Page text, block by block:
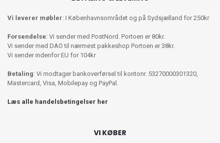
Vi leverer møbler: I Københavnsområdet og på Sydsjælland for 250kr
Forsendelse: Vi sender med PostNord. Portoen er 80kr.
Vi sender med DAO til nærmest pakkeshop Portoen er 38kr.
Vi sender indenfor EU for 104kr
Betaling: Vi modtager bankoverførsel til kontonr. 53270000301320,
Mastercard, Visa, Mobilepay og PayPal.
Læs alle handelsbetingelser her
VI KØBER